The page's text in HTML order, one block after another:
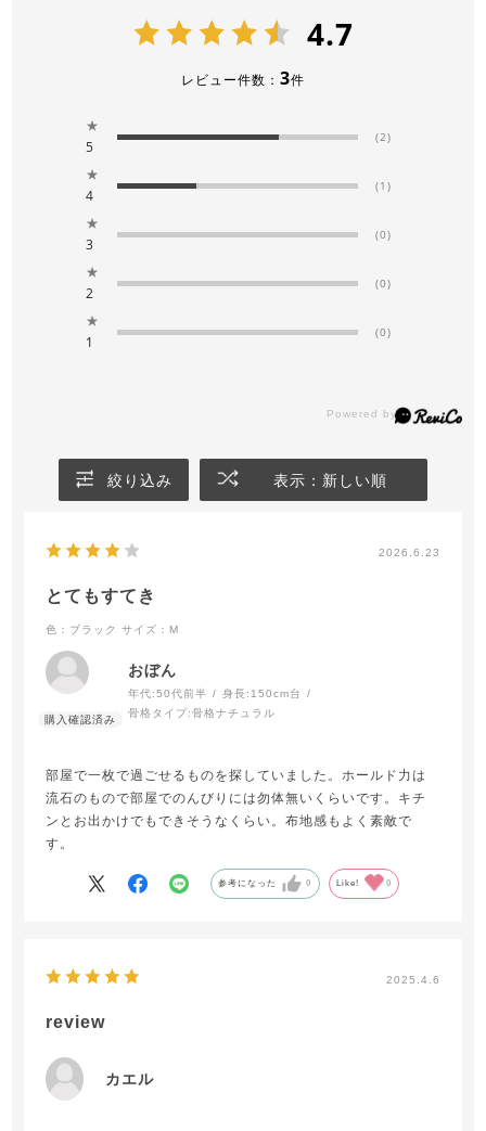
4.7
レビュー件数： 3件
★
5
(2)
★
4
(1)
★
3
(0)
★
2
(0)
★
1
(0)
絞り込み 表示：新しい順
2026.6.23
とてもすてき
色：ブラック サイズ：M
おぼん
年代:50代前半 身長: 150cm台
骨格タイプ:骨格ナチュラル
部屋で一枚で過ごせるものを探していました。ホールド力は
流石のもので部屋でのんびりには勿体無いくらいです。キチ
ンとお出かけでもできそうなくらい。布地感もよく素敵で
す。
参考になった 0 Like! 0
2025.4.6
review
カエル